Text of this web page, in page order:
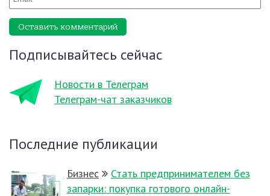
Оставить комментарий
Подписывайтесь сейчас
Новости в Телеграм
Телеграм-чат заказчиков
Последние публикации
Бизнес
Стать предпринимателем без
запарки: покупка готового онлайн-